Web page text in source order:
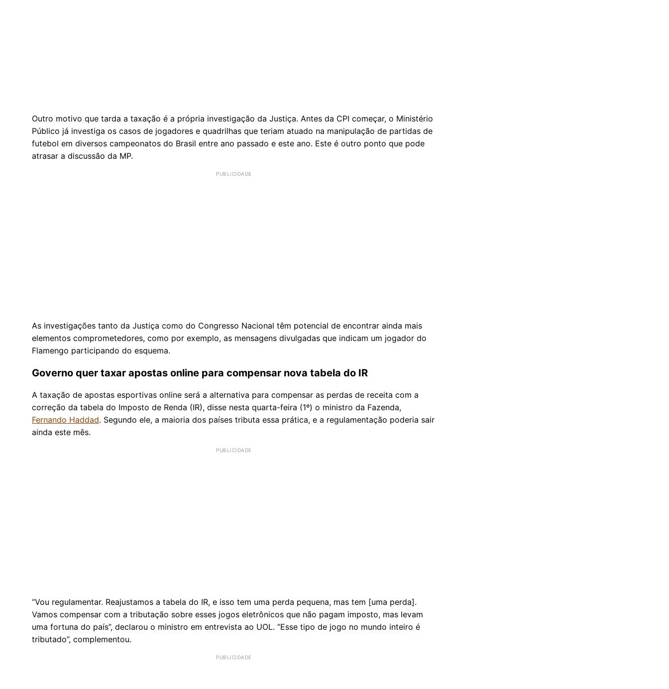
Outro motivo que tarda a taxação é a própria investigação da Justiça. Antes da CPI começar, o Ministério
Público já investiga os casos de jogadores e quadrilhas que teriam atuado na manipulação de partidas de
futebol em diversos campeonatos do Brasil entre ano passado e este ano. Este é outro ponto que pode
atrasar a discussão da MP.
As investigações tanto da Justiça como do Congresso Nacional têm potencial de encontrar ainda mais
elementos comprometedores, como por exemplo, as mensagens divulgadas que indicam um jogador do
Flamengo participando do esquema.
Governo quer taxar apostas online para compensar nova tabela do IR
A taxação de apostas esportivas online será a alternativa para compensar as perdas de receita com a
correção da tabela do Imposto de Renda (IR), disse nesta quarta-feira (1º) o ministro da Fazenda,
Fernando Haddad. Segundo ele, a maioria dos países tributa essa prática, e a regulamentação poderia sair
ainda este mês.
“Vou regulamentar. Reajustamos a tabela do IR, e isso tem uma perda pequena, mas tem [uma perda].
Vamos compensar com a tributação sobre esses jogos eletrônicos que não pagam imposto, mas levam
uma fortuna do país”, declarou o ministro em entrevista ao UOL. “Esse tipo de jogo no mundo inteiro é
tributado”, complementou.